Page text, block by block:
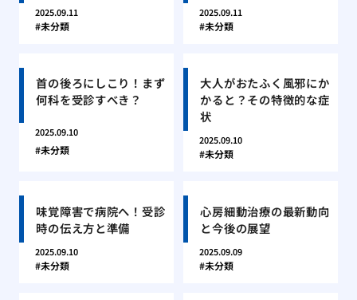
2025.09.11
未分類
2025.09.11
未分類
首の後ろにしこり！まず
何科を受診すべき？
2025.09.10
未分類
大人がおたふく風邪にか
かると？その特徴的な症
状
2025.09.10
未分類
味覚障害で病院へ！受診
時の伝え方と準備
2025.09.10
未分類
心房細動治療の最新動向
と今後の展望
2025.09.09
未分類